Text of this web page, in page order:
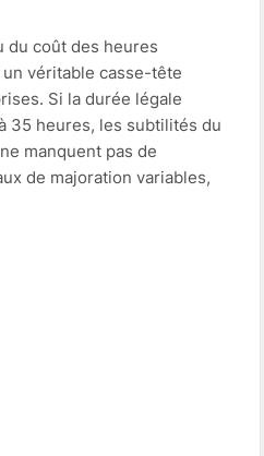
du coût des heures
véritable casse-tête
Si la durée légale
35 heures, les subtilités du
manquent pas de
de majoration variables,